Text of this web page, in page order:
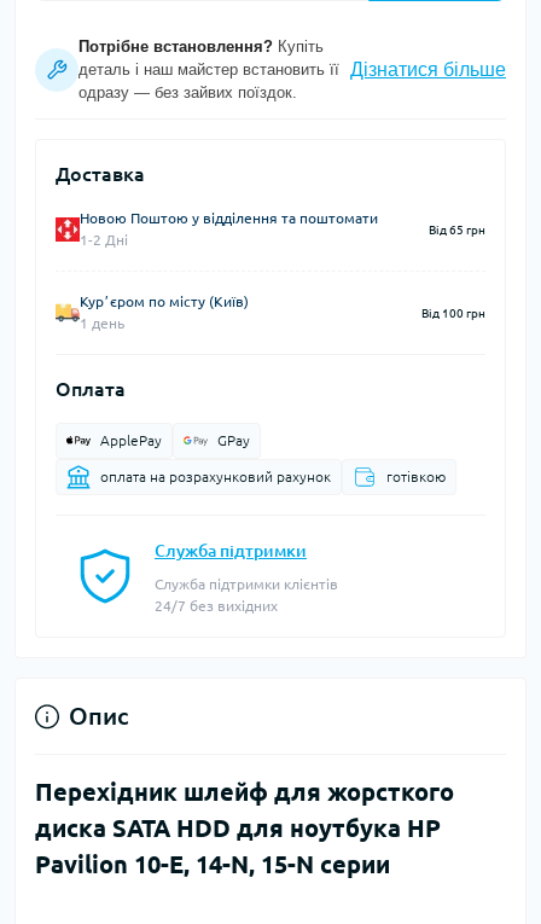
Потрібне встановлення? Купіть
деталь і наш майстер встановить її
одразу — без зайвих поїздок.
Дізнатися більше
Доставка
Новою Поштою у відділення та поштомати
1-2 Дні
Від 65 грн
Курʼєром по місту (Київ)
1 день
Від 100 грн
Оплата
ApplePay GPay
оплата на розрахунковий рахунок готівкою
Служба підтримки
Служба підтримки клієнтів
24/7 без вихідних
Опис
Перехідник шлейф для жорсткого
диска SATA HDD для ноутбука HP
Pavilion 10-E, 14-N, 15-N серии